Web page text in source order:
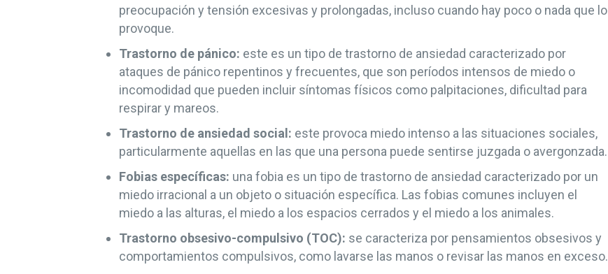
preocupación y tensión excesivas y prolongadas, incluso cuando hay poco o nada que lo
provoque.
Trastorno de pánico: este es un tipo de trastorno de ansiedad caracterizado por
ataques de pánico repentinos y frecuentes, que son períodos intensos de miedo o
incomodidad que pueden incluir síntomas físicos como palpitaciones, dificultad para
respirar y mareos.
Trastorno de ansiedad social: este provoca miedo intenso a las situaciones sociales,
particularmente aquellas en las que una persona puede sentirse juzgada o avergonzada.
Fobias específicas: una fobia es un tipo de trastorno de ansiedad caracterizado por un
miedo irracional a un objeto o situación específica. Las fobias comunes incluyen el
miedo a las alturas, el miedo a los espacios cerrados y el miedo a los animales.
Trastorno obsesivo-compulsivo (TOC): se caracteriza por pensamientos obsesivos y
comportamientos compulsivos, como lavarse las manos o revisar las manos en exceso.